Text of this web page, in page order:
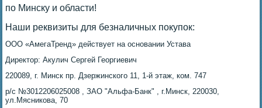
по Минску и области!
Наши реквизиты для безналичных покупок:
ОOO «АмегаТренд» действует на основании Устава
Директор: Акулич Сергей Георгиевич
220089, г. Минск пр. Дзержинского 11, 1-й этаж, ком. 747
р/с №3012206025008 , ЗАО "Альфа-Банк" , г.Минск, 220030,
ул.Мясникова, 70